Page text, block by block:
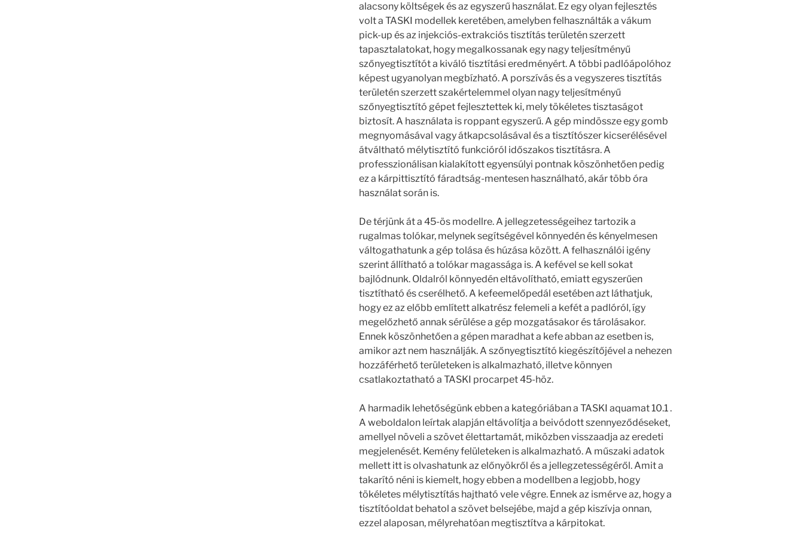
alacsony költségek és az egyszerű használat. Ez egy olyan fejlesztés
volt a TASKI modellek keretében, amelyben felhasználták a vákum
pick-up és az injekciós-extrakciós tisztítás területén szerzett
tapasztalatokat, hogy megalkossanak egy nagy teljesítményű
szőnyegtisztítót a kiváló tisztítási eredményért. A többi padlóápolóhoz
képest ugyanolyan megbízható. A porszívás és a vegyszeres tisztítás
területén szerzett szakértelemmel olyan nagy teljesítményű
szőnyegtisztító gépet fejlesztettek ki, mely tökéletes tisztaságot
biztosít. A használata is roppant egyszerű. A gép mindössze egy gomb
megnyomásával vagy átkapcsolásával és a tisztítószer kicserélésével
átváltható mélytisztító funkcióról időszakos tisztításra. A
professzionálisan kialakított egyensúlyi pontnak köszönhetően pedig
ez a kárpittisztító fáradtság-mentesen használható, akár több óra
használat során is.
De térjünk át a 45-ös modellre. A jellegzetességeihez tartozik a
rugalmas tolókar, melynek segítségével könnyedén és kényelmesen
váltogathatunk a gép tolása és húzása között. A felhasználói igény
szerint állítható a tolókar magassága is. A kefével se kell sokat
bajlódnunk. Oldalról könnyedén eltávolítható, emiatt egyszerűen
tisztítható és cserélhető. A kefeemelőpedál esetében azt láthatjuk,
hogy ez az előbb említett alkatrész felemeli a kefét a padlóról, így
megelőzhető annak sérülése a gép mozgatásakor és tárolásakor.
Ennek köszönhetően a gépen maradhat a kefe abban az esetben is,
amikor azt nem használják. A szőnyegtisztító kiegészítőjével a nehezen
hozzáférhető területeken is alkalmazható, illetve könnyen
csatlakoztatható a TASKI procarpet 45-höz.
A harmadik lehetőségünk ebben a kategóriában a TASKI aquamat 10.1 .
A weboldalon leírtak alapján eltávolítja a beivódott szennyeződéseket,
amellyel növeli a szövet élettartamát, miközben visszaadja az eredeti
megjelenését. Kemény felületeken is alkalmazható. A műszaki adatok
mellett itt is olvashatunk az előnyökről és a jellegzetességéről. Amit a
takarító néni is kiemelt, hogy ebben a modellben a legjobb, hogy
tökéletes mélytisztítás hajtható vele végre. Ennek az ismérve az, hogy a
tisztítóoldat behatol a szövet belsejébe, majd a gép kiszívja onnan,
ezzel alaposan, mélyrehatóan megtisztítva a kárpitokat.